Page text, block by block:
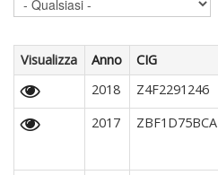
Visualizza Anno CIG
2018
Z4F2291246
2017
ZBF1D75BCA